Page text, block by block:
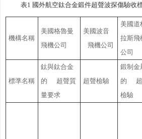
表1 國外航空鈦合金鍛件超聲波探傷驗收
機構名稱
美國格魯曼
飛機公司
美國波音
飛機公司
美國道
拉斯飛
公司
標準名稱
鈦與鈦合金
的 超聲質
量要求
超聲檢驗
鍛制金
的 超
檢驗